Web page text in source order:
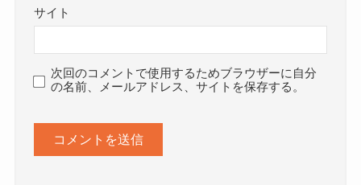
サイト
次回のコメントで使用するためブラウザーに自分
の名前、メールアドレス、サイトを保存する。